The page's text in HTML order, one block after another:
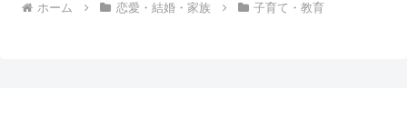
ホーム 恋愛・結婚・家族 子育て・教育